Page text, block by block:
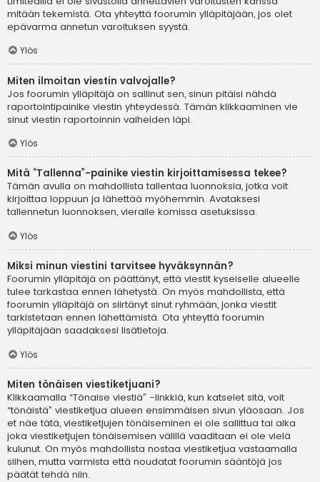
mitään tekemistä. Ota yhteyttä foorumin ylläpitäjään, jos olet
epävarma annetun varoituksen syystä.
Ylös
Miten ilmoitan viestin valvojalle?
Jos foorumin ylläpitäjä on sallinut sen, sinun pitäisi nähdä
raportointipainike viestin yhteydessä. Tämän klikkaaminen vie
sinut viestin raportoinnin vaiheiden läpi.
Ylös
Mitä “Tallenna”-painike viestin kirjoittamisessa tekee?
Tämän avulla on mahdollista tallentaa luonnoksia, jotka voit
kirjoittaa loppuun ja lähettää myöhemmin. Avataksesi
tallennetun luonnoksen, vieraile komissa asetuksissa.
Ylös
Miksi minun viestini tarvitsee hyväksynnän?
Foorumin ylläpitäjä on päättänyt, että viestit kyseiselle alueelle
tulee tarkastaa ennen lähetystä. On myös mahdollista, että
foorumin ylläpitäjä on siirtänyt sinut ryhmään, jonka viestit
tarkistetaan ennen lähettämistä. Ota yhteyttä foorumin
ylläpitäjään saadaksesi lisätietoja.
Ylös
Miten tönäisen viestiketjuani?
Klikkaamalla “Tönaise viestiä” -linkkiä, kun katselet sitä, voit
“tönäistä” viestiketjua alueen ensimmäisen sivun yläosaan. Jos
et näe tätä, viestiketjujen tönäiseminen ei ole sallittua tai aika
joka viestiketjujen tönäisemisen välillä vaaditaan ei ole vielä
kulunut. On myös mahdollista nostaa viestiketjua vastaamalla
siihen, mutta varmista että noudatat foorumin sääntöjä jos
päätät tehdä niin.